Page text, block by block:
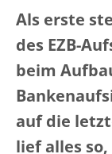
Als erste
des EZB-
beim
auf die
lief alles